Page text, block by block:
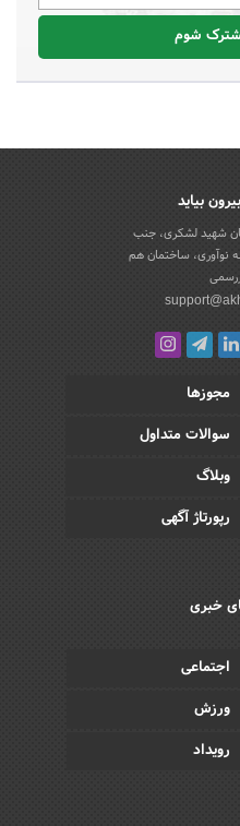
شوم
بیاید
شهید لشکری، جنب
نوآوری، ساختمان هم
مجوزها
سوالات متداول
وبلاگ
رپورتاژ آگهی
خبری
اجتماعی
ورزش
رویداد